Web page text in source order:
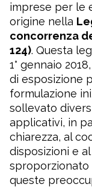
imprese per le
origine nella
concorrenza
124). Questa
1° gennaio
di esposizione
formulazione
sollevato
applicativi, in
chiarezza, al
disposizioni e
sproporzionato
queste